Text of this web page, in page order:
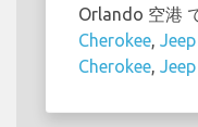
Orlando 空港
Cherokee,
Cherokee,